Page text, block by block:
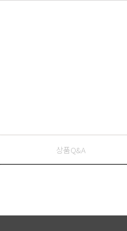
상품Q&A